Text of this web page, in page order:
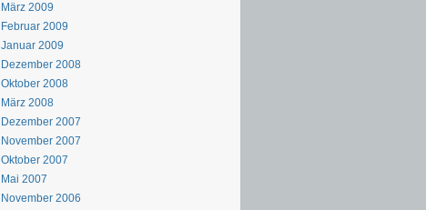
März 2009
Februar 2009
Januar 2009
Dezember 2008
Oktober 2008
März 2008
Dezember 2007
November 2007
Oktober 2007
Mai 2007
November 2006